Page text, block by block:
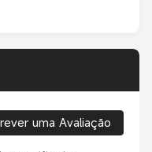
uma Avaliação